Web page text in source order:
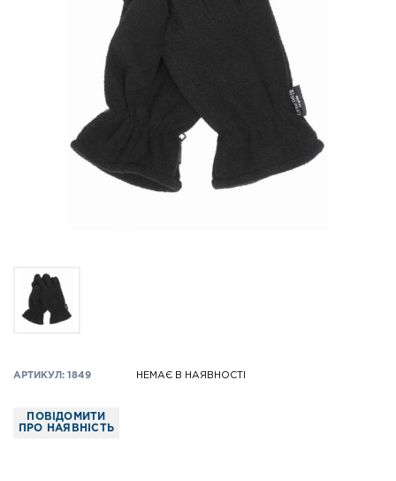
АРТИКУЛ: 1849 НЕМАЄ В НАЯВНОСТІ
ПОВІДОМИТИ
ПРО НАЯВНІСТЬ